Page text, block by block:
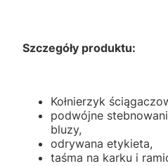
Szczegóły produktu:
Kołnierzyk
podwójne
bluzy,
odrywana etykieta,
taśma na karku i